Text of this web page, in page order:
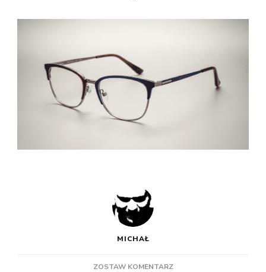
MICHAŁ
ZOSTAW KOMENTARZDO